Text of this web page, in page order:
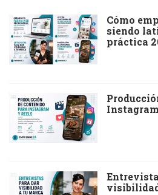
Cómo
siendo
práctica